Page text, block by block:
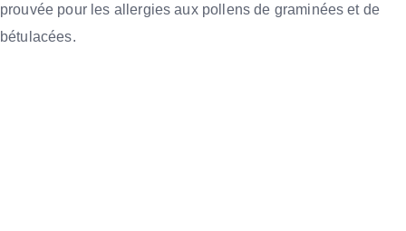
prouvée pour les allergies aux pollens de graminées et de
bétulacées.